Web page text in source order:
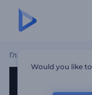
Главная
Would you like